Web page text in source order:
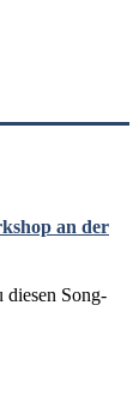
an der
diesen Song-